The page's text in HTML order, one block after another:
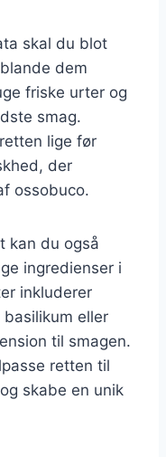
skal du blot
dem
friske urter og
smag.
lige før
der
ossobuco.
kan du også
ingredienser i
inkluderer
eller
til smagen.
retten til
skabe en unik